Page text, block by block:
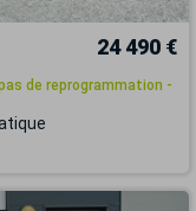
24 490 €
de reprogrammation -